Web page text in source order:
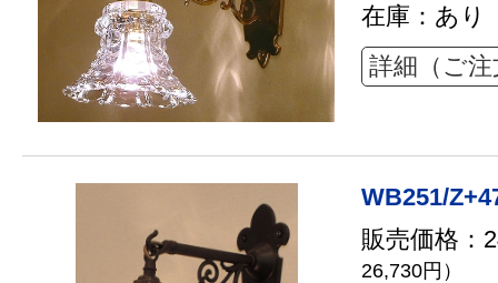
在庫：あり
詳細（ご
WB251/
販売価格：
26,730円）